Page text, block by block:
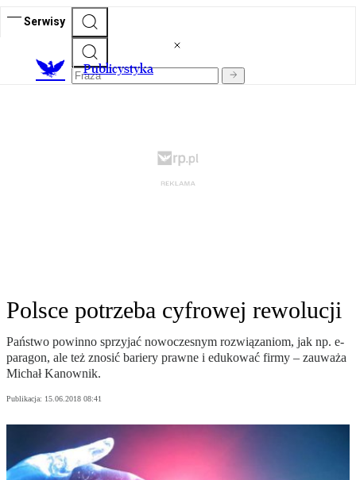
Serwisy
Publicystyka
Polsce potrzeba cyfrowej rewolucji
Państwo powinno sprzyjać nowoczesnym rozwiązaniom, jak np. e-
paragon, ale też znosić bariery prawne i edukować firmy – zauważa
Michał Kanownik.
Publikacja: 15.06.2018 08:41